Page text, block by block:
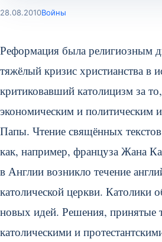
28.08.2010Войны
Реформация была религиозным
тяжёлый кризис христианства в
критиковавший католицизм за
экономическим и политическим
Папы. Чтение свящённых
как, например, француза Жана
в Англии возникло течение
католической церкви. Католики
новых идей. Решения, принятые
католическими и